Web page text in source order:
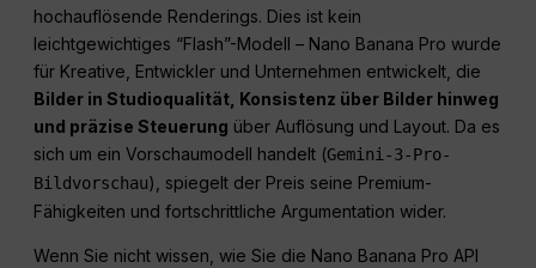
hochauflösende Renderings. Dies ist kein
leichtgewichtiges “Flash”-Modell – Nano Banana Pro wurde
für Kreative, Entwickler und Unternehmen entwickelt, die
Bilder in Studioqualität, Konsistenz über Bilder hinweg
und präzise Steuerung über Auflösung und Layout. Da es
sich um ein Vorschaumodell handelt (Gemini-3-Pro-
Bildvorschau), spiegelt der Preis seine Premium-
Fähigkeiten und fortschrittliche Argumentation wider.
Wenn Sie nicht wissen, wie Sie die Nano Banana Pro API